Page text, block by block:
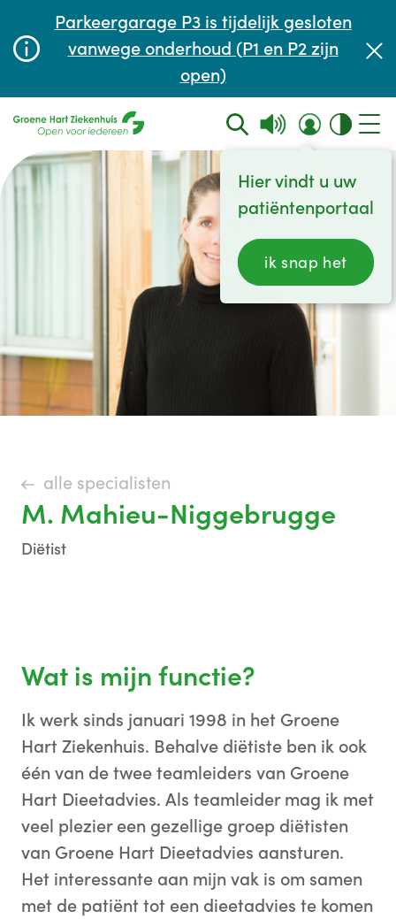
Parkeergarage P3 is tijdelijk gesloten
vanwege onderhoud (P1 en P2 zijn
open)
Hier vindt u uw
patiëntenportaal
ik snap het
Wachttijden
alle specialisten
M. Mahieu-Niggebrugge
Diëtist
Wat is mijn functie?
Ik werk sinds januari 1998 in het Groene
Hart Ziekenhuis. Behalve diëtiste ben ik ook
één van de twee teamleiders van Groene
Hart Dieetadvies. Als teamleider mag ik met
veel plezier een gezellige groep diëtisten
van Groene Hart Dieetadvies aansturen.
Het interessante aan mijn vak is om samen
met de patiënt tot een dieetadvies te komen